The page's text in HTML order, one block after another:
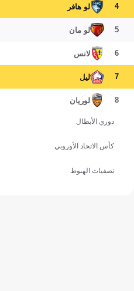
4 لو هافر
5 لو مان
6 لانس
7 ليل
8 لوريان
دوري الأبطال
كأس الاتحاد الأوروبي
تصفيات الهبوط